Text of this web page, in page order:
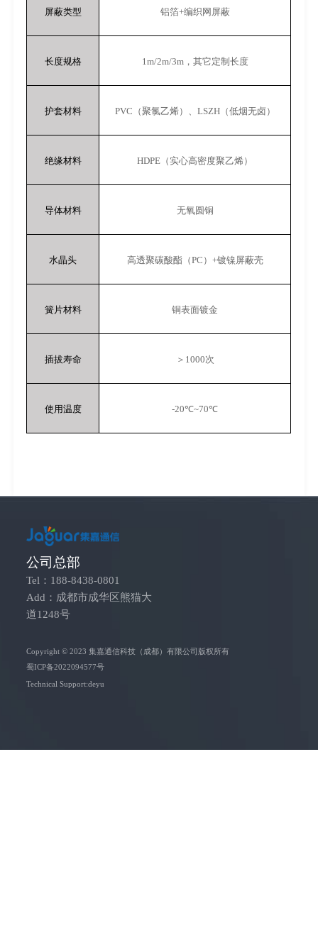
屏蔽类型 铝箔+编织网屏蔽
长度规格 1m/2m/3m，其它定制长度
护套材料 PVC （聚氯乙烯）、 LSZH（低烟无卤）
绝缘材料 HDPE （实心高密度聚乙烯）
导体材料 无氧圆铜
水晶头 高透聚碳酸酯（PC ） +镀镍屏蔽壳
簧片材料 铜表面镀金
插拔寿命 ＞ 1000次
使用温度 -20℃~70℃
公司总部
Tel：188-8438-0801
Add：成都市成华区熊猫大
道1248号
Copyright © 2023 集嘉通信科技（成都）有限公司版权所有
蜀ICP备2022094577号
Technical Support:deyu